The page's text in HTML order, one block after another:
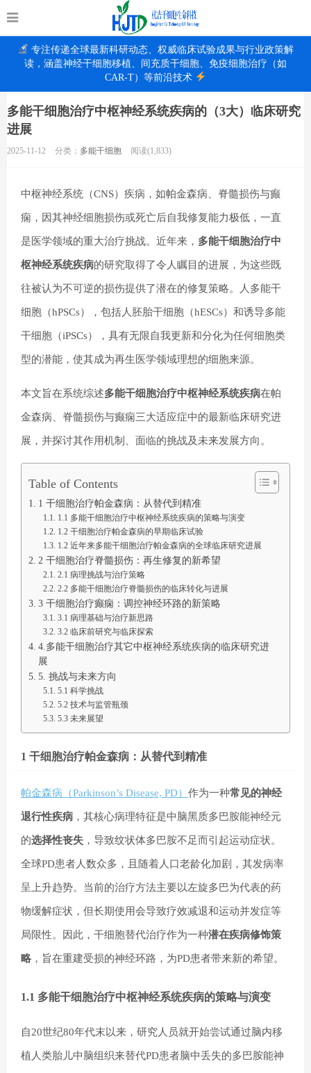
专注传递全球最新科研动态、权威临床试验成果与行业政策解
读，涵盖神经干细胞移植、间充质干细胞、免疫细胞治疗（如
CAR-T）等前沿技术
多能干细胞治疗中枢神经系统疾病的（3大）临床研究
进展
2025-11-12 分类： 多能干细胞 阅读(1,833)
中枢神经系统（CNS）疾病，如帕金森病、脊髓损伤与癫
痫，因其神经细胞损伤或死亡后自我修复能力极低，一直
是医学领域的重大治疗挑战。近年来， 多能干细胞治疗中
枢神经系统疾病的研究取得了令人瞩目的进展，为这些既
往被认为不可逆的损伤提供了潜在的修复策略。人多能干
细胞（hPSCs），包括人胚胎干细胞（hESCs）和诱导多能
干细胞（iPSCs），具有无限自我更新和分化为任何细胞类
型的潜能，使其成为再生医学领域理想的细胞来源。
本文旨在系统综述多能干细胞治疗中枢神经系统疾病在帕
金森病、脊髓损伤与癫痫三大适应症中的最新临床研究进
展，并探讨其作用机制、面临的挑战及未来发展方向。
Table of Contents
1 干细胞治疗帕金森病：从替代到精准
1.1 多能干细胞治疗中枢神经系统疾病的策略与演变
1.2 干细胞治疗帕金森病的早期临床试验
1.2 近年来多能干细胞治疗帕金森病的全球临床研究进展
2 干细胞治疗脊髓损伤：再生修复的新希望
2.1 病理挑战与治疗策略
2.2 多能干细胞治疗脊髓损伤的临床转化与进展
3 干细胞治疗癫痫：调控神经环路的新策略
3.1 病理基础与治疗新思路
3.2 临床前研究与临床探索
4.多能干细胞治疗其它中枢神经系统疾病的临床研究进
展
5. 挑战与未来方向
5.1 科学挑战
5.2 技术与监管瓶颈
5.3 未来展望
1 干细胞治疗帕金森病：从替代到精准
帕金森病（Parkinson’s Disease, PD） 作为一种常见的神经
退行性疾病 ，其核心病理特征是中脑黑质多巴胺能神经元
的选择性丧失 ，导致纹状体多巴胺不足而引起运动症状。
全球PD患者人数众多，且随着人口老龄化加剧，其发病率
呈上升趋势。当前的治疗方法主要以左旋多巴为代表的药
物缓解症状，但长期使用会导致疗效减退和运动并发症等
局限性。因此，干细胞替代治疗作为一种潜在疾病修饰策
略 ，旨在重建受损的神经环路，为PD患者带来新的希望。
1.1 多能干细胞治疗中枢神经系统疾病的策略与演变
自20世纪80年代末以来，研究人员就开始尝试通过脑内移
植人类胎儿中脑组织来替代PD患者脑中丢失的多巴胺能神